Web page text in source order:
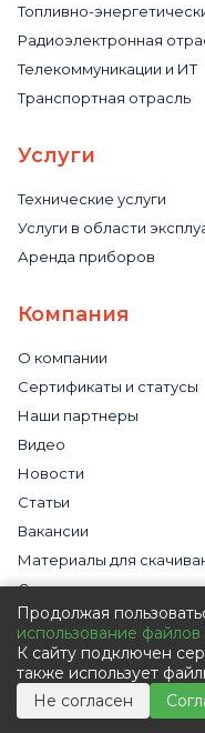
Топливно-
Радиоэлектронная
Телекоммуникации и ИТ
Транспортная отрасль
Услуги
Технические услуги
Услуги в области
Аренда приборов
Компания
О компании
Сертификаты и статусы
Наши партнеры
Видео
Новости
Статьи
Вакансии
Материалы для
Cогласие на
Обработка
«Яндекс.Метрика»
Политика в отношении
Пользовательское
Согласие на обработку
Продолжая
использование файлов
К сайту подключен
также использует
Не согласен